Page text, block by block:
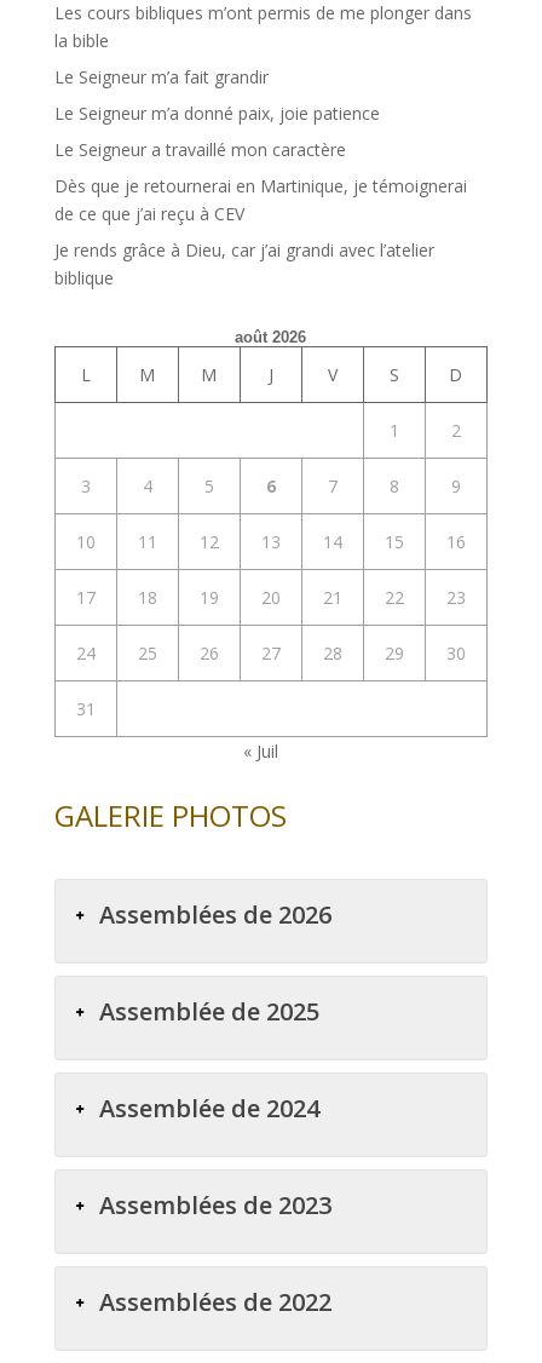
Les cours bibliques m’ont permis de me plonger dans
la bible
Le Seigneur m’a fait grandir
Le Seigneur m’a donné paix, joie patience
Le Seigneur a travaillé mon caractère
Dès que je retournerai en Martinique, je témoignerai
de ce que j’ai reçu à CEV
Je rends grâce à Dieu, car j’ai grandi avec l’atelier
biblique
août 2026
L M M J V S D
1 2
3 4 5 6 7 8 9
10 11 12 13 14 15 16
17 18 19 20 21 22 23
24 25 26 27 28 29 30
31
« Juil
GALERIE PHOTOS
Assemblées de 2026
Assemblée de 2025
Assemblée de 2024
Assemblées de 2023
Assemblées de 2022